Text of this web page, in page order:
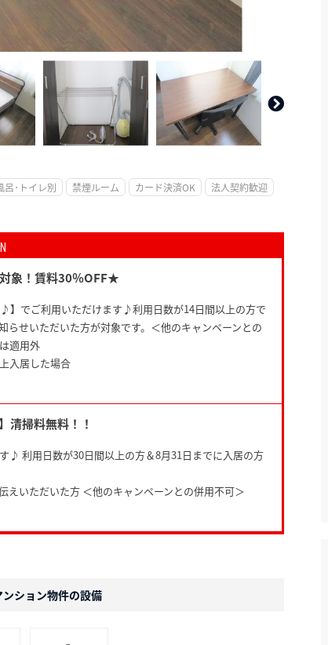
呂･トイレ別 禁煙ルーム カード決済OK
法人契約歓迎
象！賃料30％OFF★
】でご利用いただけます♪利用日数が14日間以上の方で
らせいただいた方が対象です。＜他のキャンペーンとの
適用外
入居した場合
清掃料無料！！
♪ 利用日数が30日間以上の方＆8月31日までに入居の方
えいただいた方 ＜他のキャンペーンとの併用不可＞
ション物件の設備